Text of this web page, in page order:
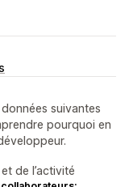
suivantes
pourquoi en
de l’activité